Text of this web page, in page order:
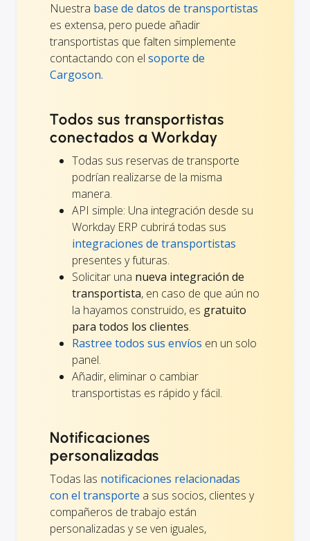
Nuestra base de datos de transportistas
es extensa, pero puede añadir
transportistas que falten simplemente
contactando con el soporte de
Cargoson.
Todos sus transportistas
conectados a Workday
Todas sus reservas de transporte
podrían realizarse de la misma
manera.
API simple: Una integración desde su
Workday ERP cubrirá todas sus
integraciones de transportistas
presentes y futuras.
Solicitar una nueva integración de
transportista, en caso de que aún no
la hayamos construido, es gratuito
para todos los clientes.
Rastree todos sus envíos en un solo
panel.
Añadir, eliminar o cambiar
transportistas es rápido y fácil.
Notificaciones
personalizadas
Todas las notificaciones relacionadas
con el transporte a sus socios, clientes y
compañeros de trabajo están
personalizadas y se ven iguales,